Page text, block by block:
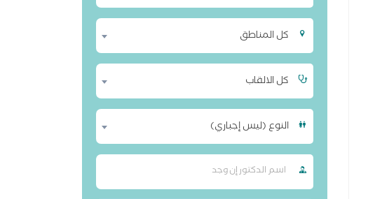
كل المناطق
كل الالقاب
النوع (ليس إجباري)